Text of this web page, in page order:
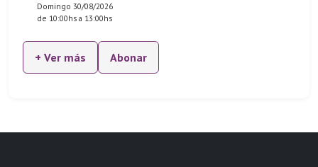
Domingo 30/08/2026
de 10:00hs a 13:00hs
+ Ver más Abonar